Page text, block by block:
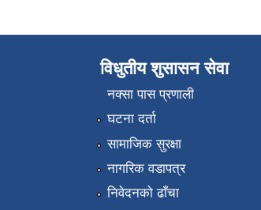
विधुतीय शुसासन सेवा
नक्सा पास प्रणाली
घटना दर्ता
सामाजिक सुरक्षा
नागरिक वडापत्र
निवेदनको ढाँचा